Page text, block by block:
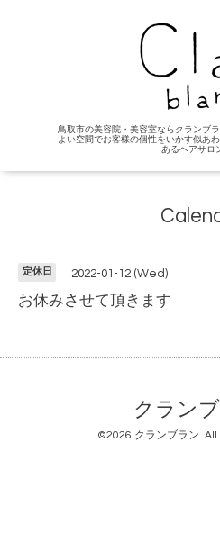
鳥取市の美容院・美容室ならクランブ
よい空間でお客様の個性をいかす似あ
あるヘアサロ
定休日 2022-01-12 (Wed)
お休みさせて頂きます
クラン
©2026 クランブラン.